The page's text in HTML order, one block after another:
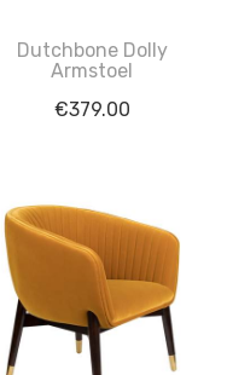
Dutchbone Dolly
Armstoel
€379.00